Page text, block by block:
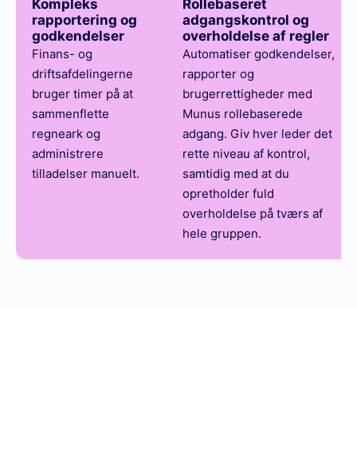
Kompleks
rapportering og
godkendelser
Finans- og
driftsafdelingerne
bruger timer på at
sammenflette
regneark og
administrere
tilladelser manuelt.
Rollebaseret
adgangskontrol og
overholdelse af regler
Automatiser godkendelser,
rapporter og
brugerrettigheder med
Munus rollebaserede
adgang. Giv hver leder det
rette niveau af kontrol,
samtidig med at du
opretholder fuld
overholdelse på tværs af
hele gruppen.